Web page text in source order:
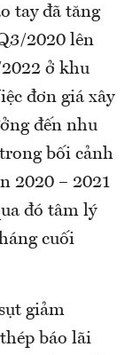
tay đã tăng
2020 lên
ở khu
đơn giá xây
đến nhu
bối cảnh
2020 – 2021
đó tâm lý
cuối
giảm
báo lãi